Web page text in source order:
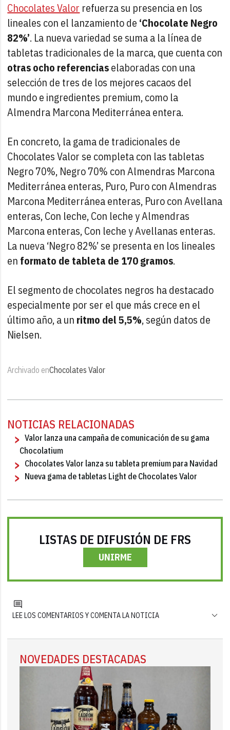
Chocolates Valor refuerza su presencia en los
lineales con el lanzamiento de ‘Chocolate Negro
82%’. La nueva variedad se suma a la línea de
tabletas tradicionales de la marca, que cuenta con
otras ocho referenciaselaboradas con una
selección de tres de los mejores cacaos del
mundo e ingredientes premium, como la
Almendra Marcona Mediterránea entera.
En concreto, la gama de tradicionales de
Chocolates Valor se completa con las tabletas
Negro 70%, Negro 70% con Almendras Marcona
Mediterránea enteras, Puro, Puro con Almendras
Marcona Mediterránea enteras, Puro con Avellana
enteras, Con leche, Con leche y Almendras
Marcona enteras, Con leche y Avellanas enteras.
La nueva ‘Negro 82%’ se presenta en los lineales
en formato de tableta de 170 gramos.
El segmento de chocolates negros ha destacado
especialmente por ser el que más crece en el
último año, a un ritmo del 5,5%, según datos de
Nielsen.
Archivado enChocolates Valor
NOTICIAS RELACIONADAS
Valor lanza una campaña de comunicación de su gama
Chocolatium
Chocolates Valor lanza su tableta premium para Navidad
Nueva gama de tabletas Light de Chocolates Valor
LISTAS DE DIFUSIÓN DE FRS
UNIRME
LEE LOS COMENTARIOS Y COMENTA LA NOTICIA
NOVEDADES DESTACADAS